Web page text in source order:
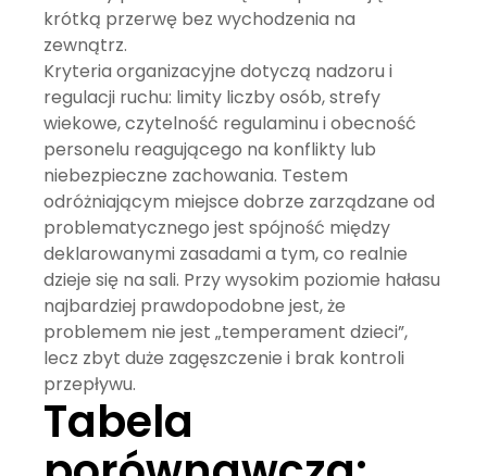
krótką przerwę bez wychodzenia na
zewnątrz.
Kryteria organizacyjne dotyczą nadzoru i
regulacji ruchu: limity liczby osób, strefy
wiekowe, czytelność regulaminu i obecność
personelu reagującego na konflikty lub
niebezpieczne zachowania. Testem
odróżniającym miejsce dobrze zarządzane od
problematycznego jest spójność między
deklarowanymi zasadami a tym, co realnie
dzieje się na sali. Przy wysokim poziomie hałasu
najbardziej prawdopodobne jest, że
problemem nie jest „temperament dzieci”,
lecz zbyt duże zagęszczenie i brak kontroli
przepływu.
Tabela